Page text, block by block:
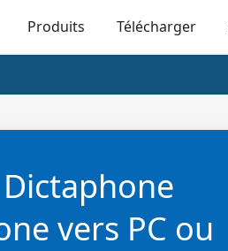
Produits Télécharger
vers PC ou